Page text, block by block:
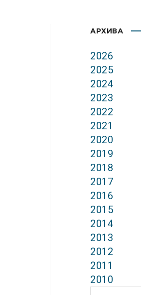
АРХИВА
2026
2025
2024
2023
2022
2021
2020
2019
2018
2017
2016
2015
2014
2013
2012
2011
2010